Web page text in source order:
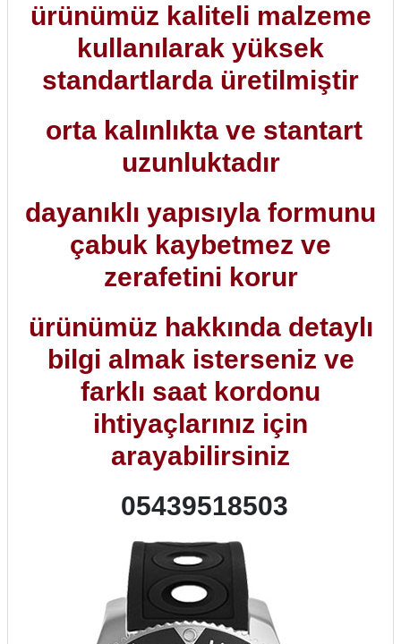
ürünümüz kaliteli malzeme
kullanılarak yüksek
standartlarda üretilmiştir
orta kalınlıkta ve stantart
uzunluktadır
dayanıklı yapısıyla formunu
çabuk kaybetmez ve
zerafetini korur
ürünümüz hakkında detaylı
bilgi almak isterseniz ve
farklı saat kordonu
ihtiyaçlarınız için
arayabilirsiniz
05439518503